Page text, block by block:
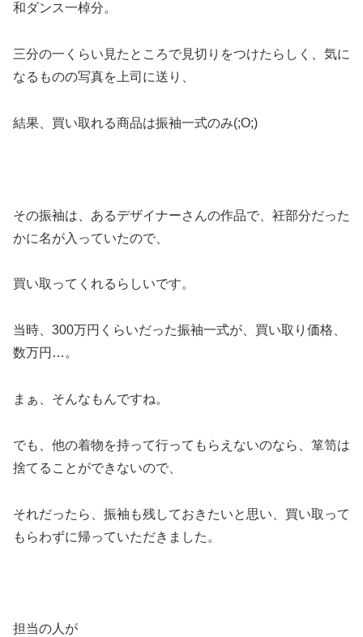
和ダンス一棹分。
三分の一くらい見たところで見切りをつけたらしく、気に
なるものの写真を上司に送り、
結果、買い取れる商品は振袖一式のみ(;O;)
その振袖は、あるデザイナーさんの作品で、衽部分だった
かに名が入っていたので、
買い取ってくれるらしいです。
当時、300万円くらいだった振袖一式が、買い取り価格、
数万円…。
まぁ、そんなもんですね。
でも、他の着物を持って行ってもらえないのなら、箪笥は
捨てることができないので、
それだったら、振袖も残しておきたいと思い、買い取って
もらわずに帰っていただきました。
担当の人が